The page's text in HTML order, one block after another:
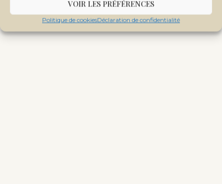
VOIR LES PRÉFÉRENCES
Politique de cookiesDéclaration de confidentialité